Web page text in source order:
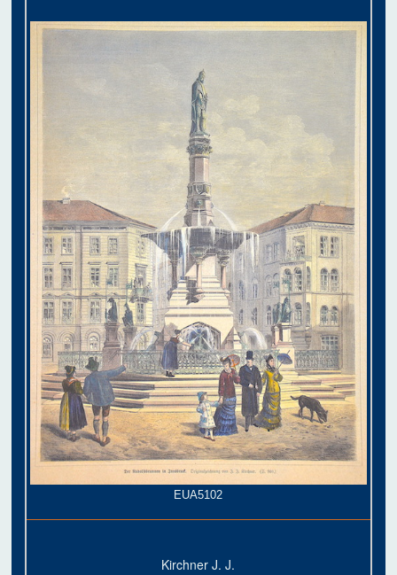
EUA5102
Kirchner J. J.